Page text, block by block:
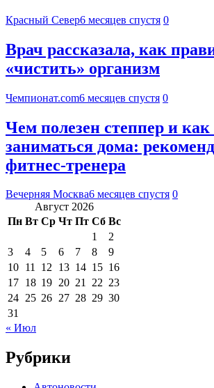
Красный Север6 месяцев спустя 0
Врач рассказала, как
«чистить» организм
Чемпионат.com6 месяцев спустя 0
Чем полезен степпер и
заниматься дома:
фитнес-тренера
Вечерняя Москва6 месяцев спустя 0
Август 2026
Пн Вт Ср Чт Пт Сб Вс
1
2
3
4 5 6 7 8
9
10 11 12 13 14 15 16
17 18 19 20 21 22 23
24 25 26 27 28 29 30
31
« Июл
Рубрики